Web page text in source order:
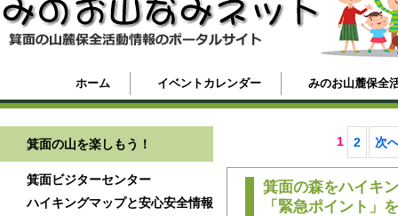
ホーム イベントカレンダー みのお山麓保全
箕面の山を楽しもう！
箕面ビジターセンター
ハイキングマップと安心安全情報
1 2 次
箕面の森をハイキ
「緊急ポイント」